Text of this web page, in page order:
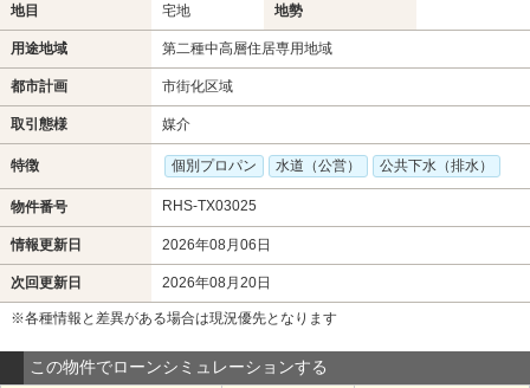
地目 宅地 地勢
用途地域 第二種中高層住居専用地域
都市計画 市街化区域
取引態様 媒介
特徴 個別プロパン 水道（公営） 公共下水（排水）
物件番号 RHS-TX03025
情報更新日 2026年08月06日
次回更新日 2026年08月20日
※各種情報と差異がある場合は現況優先となります
この物件でローンシミュレーションする